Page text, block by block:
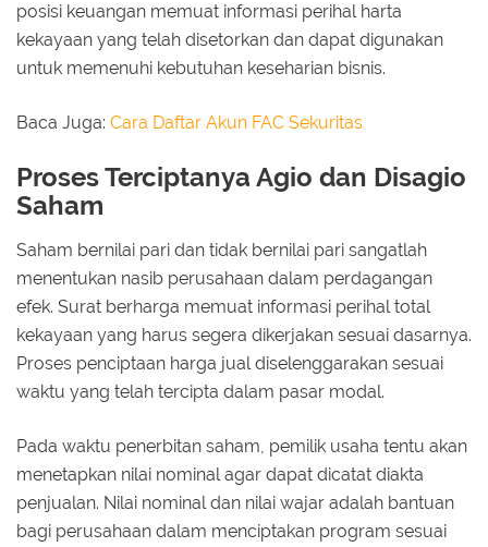
posisi keuangan memuat informasi perihal harta
kekayaan yang telah disetorkan dan dapat digunakan
untuk memenuhi kebutuhan keseharian bisnis.
Baca Juga: Cara Daftar Akun FAC Sekuritas
Proses Terciptanya Agio dan Disagio
Saham
Saham bernilai pari dan tidak bernilai pari sangatlah
menentukan nasib perusahaan dalam perdagangan
efek. Surat berharga memuat informasi perihal total
kekayaan yang harus segera dikerjakan sesuai dasarnya.
Proses penciptaan harga jual diselenggarakan sesuai
waktu yang telah tercipta dalam pasar modal.
Pada waktu penerbitan saham, pemilik usaha tentu akan
menetapkan nilai nominal agar dapat dicatat diakta
penjualan. Nilai nominal dan nilai wajar adalah bantuan
bagi perusahaan dalam menciptakan program sesuai